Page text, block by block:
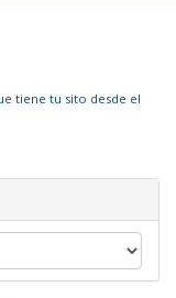
tiene tu sito desde el